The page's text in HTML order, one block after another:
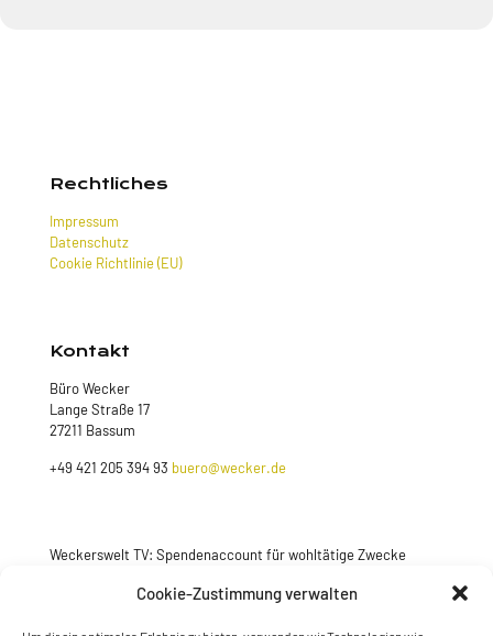
Cookie-Zustimmung verwalten
Rechtliches
Impressum
Datenschutz
Cookie Richtlinie (EU)
Kontakt
Büro Wecker
Lange Straße 17
27211 Bassum
+49 421 205 394 93 buero@wecker.de
Weckerswelt TV: Spendenaccount für wohltätige Zwecke
Jetzt spenden